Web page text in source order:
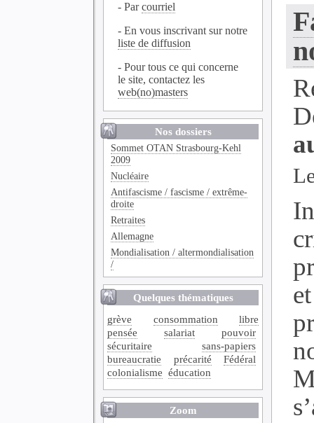
- Parcourriel
- En vous inscrivant sur notre
liste de diffusion
- Pour tous ce qui concerne
le site, contactez les
web(no)masters
Nos dossiers
Sommet OTAN Strasbourg-Kehl
2009
Nucléaire
Antifascisme / fascisme / extrême-
droite
Retraites
Allemagne
Mondialisation / altermondialisation
/
Quelques thématiques
grève
consommation
libre
pensée
salariat
pouvoir
sécuritaire
sans-papiers
bureaucratie
précarité
Fédéral
colonialisme éducation
Zoom